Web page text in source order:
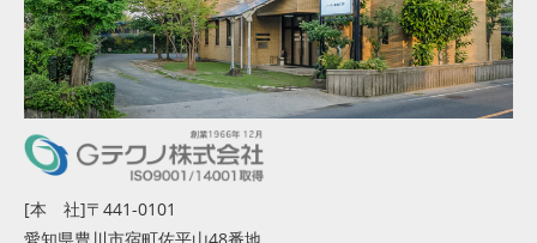
[本 社]〒441-0101